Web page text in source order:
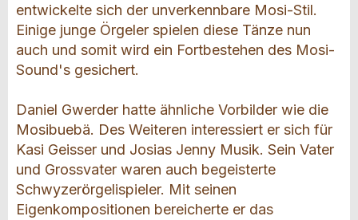
entwickelte sich der unverkennbare Mosi-Stil.
Einige junge Örgeler spielen diese Tänze nun
auch und somit wird ein Fortbestehen des Mosi-
Sound's gesichert.
Daniel Gwerder hatte ähnliche Vorbilder wie die
Mosibuebä. Des Weiteren interessiert er sich für
Kasi Geisser und Josias Jenny Musik. Sein Vater
und Grossvater waren auch begeisterte
Schwyzerörgelispieler. Mit seinen
Eigenkompositionen bereicherte er das